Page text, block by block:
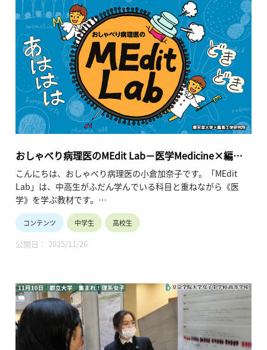
●待望のMEdit Lab第二弾、ついに医学の「心技体」に迫る！
今回のテーマは「コトバ」「カラダ」「ココロ」です。ちょう
ど思春期まっ只中のみなさんには、この３つはなんだかざわざ
わしてくるホットワードなのではないでしょうか。実はここに
は「人間とは何か？」「コミュニケーションとは何か？」とい
う、うんと広くて深い根源的な問いすらひそんでいます。
●なんと超有名スペシャルゲストもたくさん登場！
さらに今回は各テーマごとにスペシャルゲストが登場します。
「コトバ」はメンズヘルス医学の第一人者・堀江重郎先生、
「カラダ」は『プロフェッショナル 仕事の流儀』（NHK）に
も出演した小児外科医の山髙篤行先生、そして元ラグビー日本
代表の福岡堅樹さん。それから「ココロ」は、くるくるパーマ
がトレードマークの精神科医・星野概念先生です。
おしゃべり病理医とゲストたちが、「カラダ」「ココロ」「コ
トバ」と医学が、どんな化学反応を起こすのか。どうぞお楽し
みに！
おしゃべり病理医のMEdit Lab－医学Medicine×編集
Editで世界を読む
こんにちは、おしゃべり病理医の小倉加奈子です。「MEdit
Lab」は、中高生がふだん学んでいる科目と重ねながら《医
学》を学ぶ教材です。
医学なんて理系だし自分とは関係ない！と思うみなさんにこ
そ、ぜひおススメしたい。ふだんの勉強を含めて日常生活と医
学がこんなにも関係しあっているんだ！ということに驚くはず
です。もちろん、医学に興味があるみなさんも大歓迎。夢中に
せたユニークな講義とワークを通して、医学だけでなく学び方
まで学べてしまう！
ウィズコロナ時代の今こそ、医学や医療を含め、社会を多様な
視点から観察し、評価し、変革していく“総合的な知の力”が求
められています。おしゃべり病理医と一緒にわくわくしましょ
コンテンツ 中学生 高校生
公開日： 2025/11/26